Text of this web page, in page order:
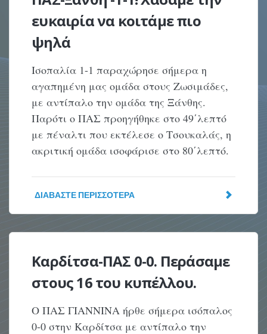
ευκαιρία να κοιτάμε πιο
ψηλά
Ισοπαλία 1-1 παραχώρησε σήμερα η
αγαπημένη μας ομάδα στους Ζωσιμάδες,
με αντίπαλο την ομάδα της Ξάνθης.
Παρότι ο ΠΑΣ προηγήθηκε στο 49΄λεπτό
με πέναλτι που εκτέλεσε ο Τσουκαλάς, η
ακριτική ομάδα ισοφάρισε στο 80΄λεπτό.
ΔΙΑΒΆΣΤΕ ΠΕΡΙΣΣΌΤΕΡΑ
Καρδίτσα-ΠΑΣ 0-0. Περάσαμε
στους 16 του κυπέλλου.
Ο ΠΑΣ ΓΙΑΝΝΙΝΑ ήρθε σήμερα ισόπαλος
0-0 στην Καρδίτσα με αντίπαλο την